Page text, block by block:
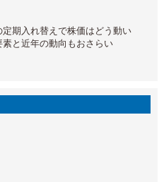
定期入れ替えで株価はどう動い
と近年の動向もおさらい